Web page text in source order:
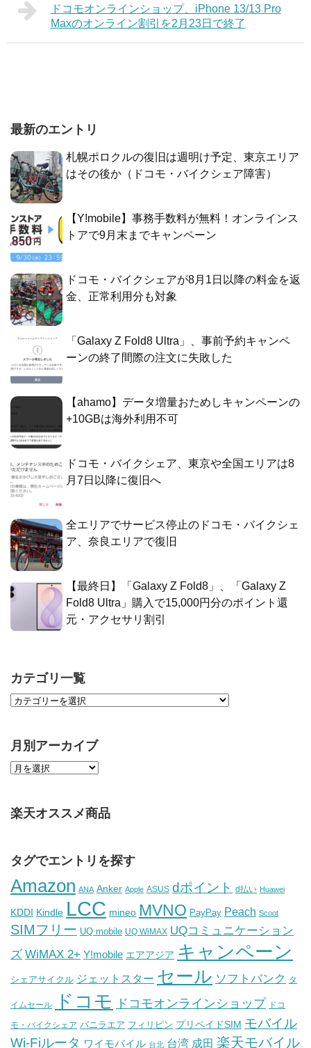
ドコモオンラインショップ、iPhone 13/13 Pro
Maxのオンライン割引を2月23日で終了
最新のエントリ
札幌ポロクルの復旧は週明け予定、東京エリア
はその後か（ドコモ・バイクシェア障害）
【Y!mobile】事務手数料が無料！オンラインス
トアで9月末までキャンペーン
ドコモ・バイクシェアが8月1日以降の料金を返
金、正常利用分も対象
「Galaxy Z Fold8 Ultra」、事前予約キャンペ
ーンの終了間際の注文に失敗した
【ahamo】データ増量おためしキャンペーンの
+10GBは海外利用不可
ドコモ・バイクシェア、東京や全国エリアは8
月7日以降に復旧へ
全エリアでサービス停止のドコモ・バイクシェ
ア、奈良エリアで復旧
【最終日】「Galaxy Z Fold8」、「Galaxy Z
Fold8 Ultra」購入で15,000円分のポイント還
元・アクセサリ割引
カテゴリ一覧
月別アーカイブ
楽天オススメ商品
タグでエントリを探す
Amazon ANA Anker Apple ASUS dポイント d払い Huawei
KDDI Kindle LCC mineo MVNO PayPay Peach Scoot
SIMフリー UQ mobile UQ WiMAX UQコミュニケーション
ズ WiMAX 2+ Y!mobile エアアジア キャンペーン
シェアサイクル ジェットスター セール ソフトバンク タ
イムセール ドコモ ドコモオンラインショップ ドコ
モ・バイクシェア バニラエア フィリピン プリペイドSIM モバイル
Wi-Fiルータ ワイモバイル 台北 台湾 成田 楽天モバイル